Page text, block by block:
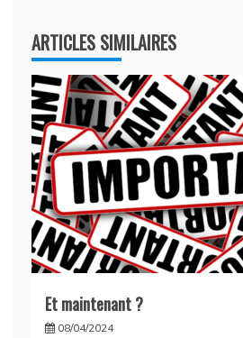
ARTICLES SIMILAIRES
Et maintenant ?
08/04/2024